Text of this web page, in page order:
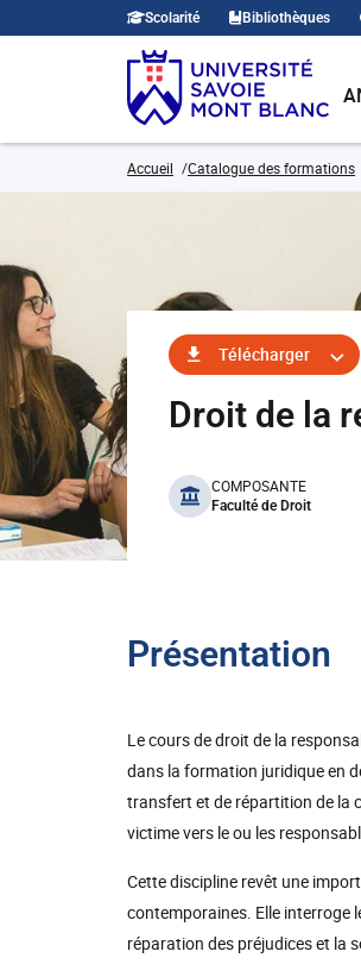
Scolarité Bibliothèques
Accueil Catalogue des formations
Télécharger
Droit de la
benefits
COMPOSANTE
Faculté de Droit
Présentation
Le cours de droit de la
dans la formation juridique en
transfert et de répartition de la
victime vers le ou les
Cette discipline revêt une
contemporaines. Elle interroge
réparation des préjudices et la